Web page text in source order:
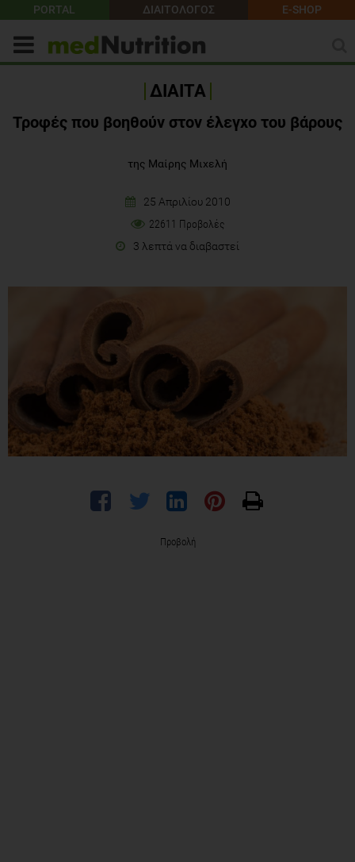
PORTAL ΔΙΑΙΤΟΛΟΓΟΣ E-SHOP
ΔΙΑΙΤΑ
Τροφές που βοηθούν στον έλεγχο του βάρους
της Μαίρης Μιχελή
25 Απριλίου 2010
22611 Προβολές
3 λεπτά να διαβαστεί
Προβολή